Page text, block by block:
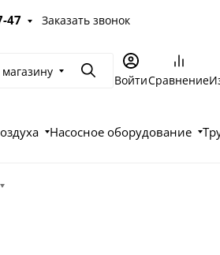
47 Заказать звонок
ПоискВойтиСравнение
Насосное оборудование